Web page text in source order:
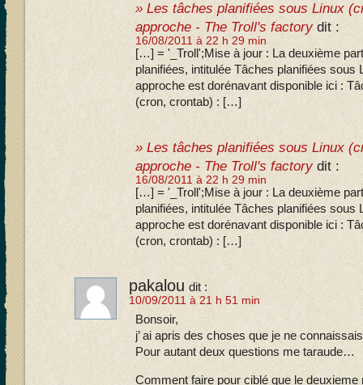
» Les tâches planifiées sous Linux
approche - The Troll's factory dit :
16/08/2011 à 22 h 29 min
[…] = '_Troll';Mise à jour : La deuxième
planifiées, intitulée Tâches planifiées sous
approche est dorénavant disponible ici :
(cron, crontab) : […]
» Les tâches planifiées sous Linux
approche - The Troll's factory dit :
16/08/2011 à 22 h 29 min
[…] = '_Troll';Mise à jour : La deuxième
planifiées, intitulée Tâches planifiées sous
approche est dorénavant disponible ici :
(cron, crontab) : […]
pakalou dit :
10/09/2011 à 21 h 51 min
Bonsoir,
j’ ai apris des choses que je ne
Pour autant deux questions me taraude…
Comment faire pour ciblé que le